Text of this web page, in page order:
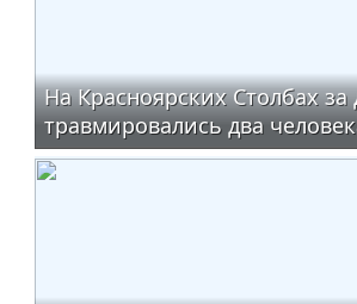
На Красноярских Столбах за
травмировались два